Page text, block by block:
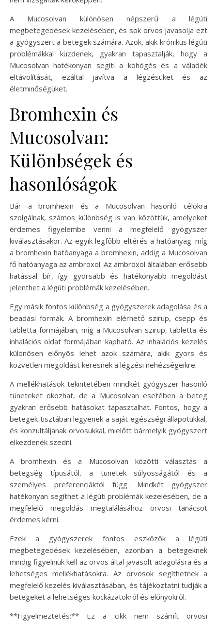
A Mucosolvan különösen népszerű a légúti
megbetegedések kezelésében, és sok orvos javasolja ezt
a gyógyszert a betegek számára. Azok, akik krónikus légúti
problémákkal küzdenek, gyakran tapasztalják, hogy a
Mucosolvan hatékonyan segíti a köhögés és a váladék
eltávolítását, ezáltal javítva a légzésüket és az
életminőségüket.
Bromhexin és
Mucosolvan:
Különbségek és
hasonlóságok
Bár a bromhexin és a Mucosolvan hasonló célokra
szolgálnak, számos különbség is van közöttük, amelyeket
érdemes figyelembe venni a megfelelő gyógyszer
kiválasztásakor. Az egyik legfőbb eltérés a hatóanyag: míg
a bromhexin hatóanyaga a bromhexin, addig a Mucosolvan
fő hatóanyaga az ambroxol. Az ambroxol általában erősebb
hatással bír, így gyorsabb és hatékonyabb megoldást
jelenthet a légúti problémák kezelésében.
Egy másik fontos különbség a gyógyszerek adagolása és a
beadási formák. A bromhexin elérhető szirup, csepp és
tabletta formájában, míg a Mucosolvan szirup, tabletta és
inhalációs oldat formájában kapható. Az inhalációs kezelés
különösen előnyös lehet azok számára, akik gyors és
közvetlen megoldást keresnek a légzési nehézségeikre.
A mellékhatások tekintetében mindkét gyógyszer hasonló
tüneteket okozhat, de a Mucosolvan esetében a beteg
gyakran erősebb hatásokat tapasztalhat. Fontos, hogy a
betegek tisztában legyenek a saját egészségi állapotukkal,
és konzultáljanak orvosukkal, mielőtt bármelyik gyógyszert
elkezdenék szedni.
A bromhexin és a Mucosolvan közötti választás a
betegség típusától, a tünetek súlyosságától és a
személyes preferenciáktól függ. Mindkét gyógyszer
hatékonyan segíthet a légúti problémák kezelésében, de a
megfelelő megoldás megtalálásához orvosi tanácsot
érdemes kérni.
Ezek a gyógyszerek fontos eszközök a légúti
megbetegedések kezelésében, azonban a betegeknek
mindig figyelniük kell az orvos által javasolt adagolásra és a
lehetséges mellékhatásokra. Az orvosok segíthetnek a
megfelelő kezelés kiválasztásában, és tájékoztatni tudják a
betegeket a lehetséges kockázatokról és előnyökről.
**Figyelmeztetés:** Ez a cikk nem számít orvosi